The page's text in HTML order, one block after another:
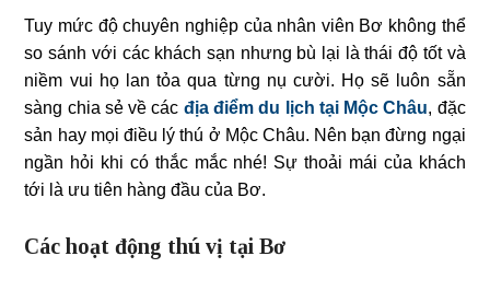
Tuy mức độ chuyên nghiệp của nhân viên Bơ không thể
so sánh với các khách sạn nhưng bù lại là thái độ tốt và
niềm vui họ lan tỏa qua từng nụ cười. Họ sẽ luôn sẵn
sàng chia sẻ về các địa điểm du lịch tại Mộc Châu, đặc
sản hay mọi điều lý thú ở Mộc Châu. Nên bạn đừng ngại
ngần hỏi khi có thắc mắc nhé! Sự thoải mái của khách
tới là ưu tiên hàng đầu của Bơ.
Các hoạt động thú vị tại Bơ